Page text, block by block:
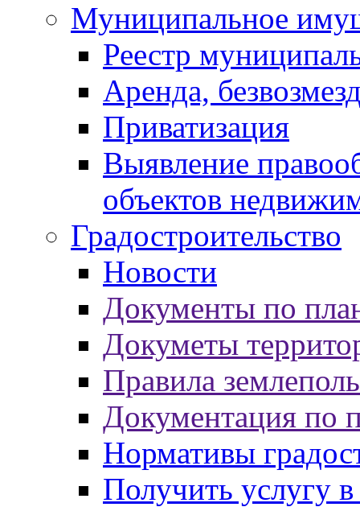
Муниципальное
Реестр
Аренда,
Приватизация
Выявление
объектов
Градостроительство
Новости
Документы по
Докуметы
Правила
Документация по
Нормативы
Получить услугу в